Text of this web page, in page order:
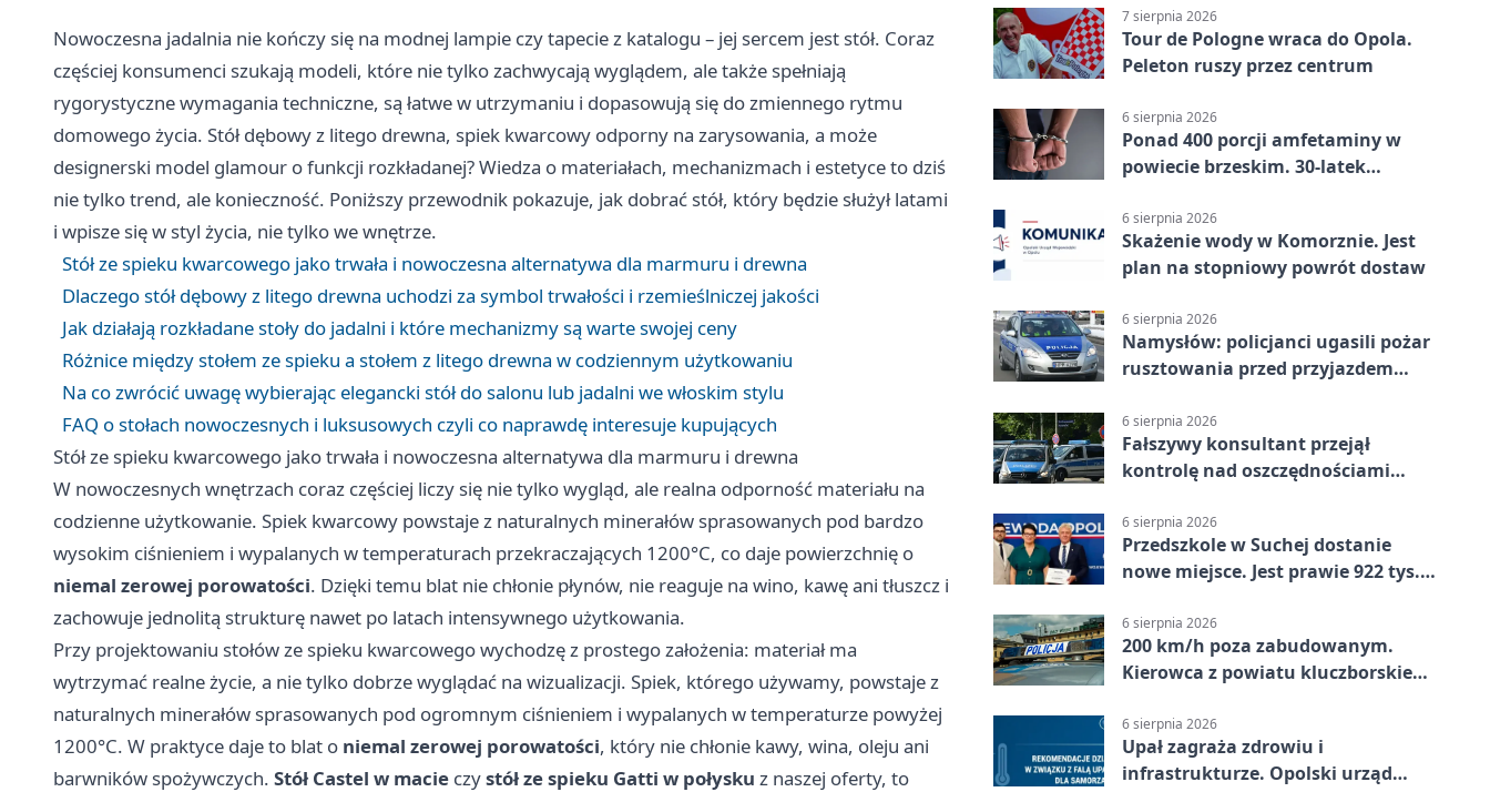
Nowoczesna jadalnia nie kończy się na modnej lampie czy tapecie z katalogu – jej sercem jest stół. Coraz
częściej konsumenci szukają modeli, które nie tylko zachwycają wyglądem, ale także spełniają
rygorystyczne wymagania techniczne, są łatwe w utrzymaniu i dopasowują się do zmiennego rytmu
domowego życia. Stół dębowy z litego drewna, spiek kwarcowy odporny na zarysowania, a może
designerski model glamour o funkcji rozkładanej? Wiedza o materiałach, mechanizmach i estetyce to dziś
nie tylko trend, ale konieczność. Poniższy przewodnik pokazuje, jak dobrać stół, który będzie służył latami
i wpisze się w styl życia, nie tylko we wnętrze.
Stół ze spieku kwarcowego jako trwała i nowoczesna alternatywa dla marmuru i drewna
Dlaczego stół dębowy z litego drewna uchodzi za symbol trwałości i rzemieślniczej jakości
Jak działają rozkładane stoły do jadalni i które mechanizmy są warte swojej ceny
Różnice między stołem ze spieku a stołem z litego drewna w codziennym użytkowaniu
Na co zwrócić uwagę wybierając elegancki stół do salonu lub jadalni we włoskim stylu
FAQ o stołach nowoczesnych i luksusowych czyli co naprawdę interesuje kupujących
Stół ze spieku kwarcowego jako trwała i nowoczesna alternatywa dla marmuru i drewna
W nowoczesnych wnętrzach coraz częściej liczy się nie tylko wygląd, ale realna odporność materiału na
codzienne użytkowanie. Spiek kwarcowy powstaje z naturalnych minerałów sprasowanych pod bardzo
wysokim ciśnieniem i wypalanych w temperaturach przekraczających 1200°C, co daje powierzchnię o
niemal zerowej porowatości. Dzięki temu blat nie chłonie płynów, nie reaguje na wino, kawę ani tłuszcz i
zachowuje jednolitą strukturę nawet po latach intensywnego użytkowania.
Przy projektowaniu stołów ze spieku kwarcowego wychodzę z prostego założenia: materiał ma
wytrzymać realne życie, a nie tylko dobrze wyglądać na wizualizacji. Spiek, którego używamy, powstaje z
naturalnych minerałów sprasowanych pod ogromnym ciśnieniem i wypalanych w temperaturze powyżej
1200°C. W praktyce daje to blat o niemal zerowej porowatości, który nie chłonie kawy, wina, oleju ani
barwników spożywczych. Stół Castel w macie czystół ze spieku Gatti w połysku z naszej oferty, to
7 sierpnia 2026
Tour de Pologne wraca do Opola.
Peleton ruszy przez centrum
6 sierpnia 2026
Ponad 400 porcji amfetaminy w
powiecie brzeskim. 30-latek
6 sierpnia 2026
Skażenie wody w Komorznie. Jest
plan na stopniowy powrót dostaw
6 sierpnia 2026
Namysłów: policjanci ugasili pożar
rusztowania przed przyjazdem
6 sierpnia 2026
Fałszywy konsultant przejął
kontrolę nad oszczędnościami
6 sierpnia 2026
Przedszkole w Suchej dostanie
nowe miejsce. Jest prawie 922 tys.
6 sierpnia 2026
200 km/h poza zabudowanym.
Kierowca z powiatu kluczborskiego
6 sierpnia 2026
Upał zagraża zdrowiu i
infrastrukturze. Opolski urząd